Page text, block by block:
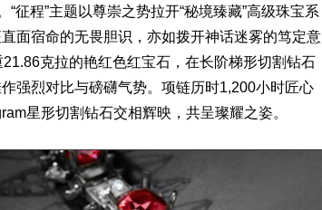
征程”主题以尊崇之势拉开“秘境臻藏”高级珠宝系
面宿命的无畏胆识，亦如拨开神话迷雾的笃定意
克拉的艳红色红宝石，在长阶梯形切割钻石
强烈对比与磅礴气势。 项链历时1,200小时匠心
星形切割钻石交相辉映，共呈璨耀之姿。